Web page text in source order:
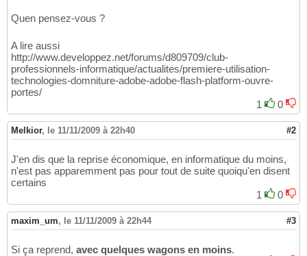
Quen pensez-vous ?
A lire aussi
http://www.developpez.net/forums/d809709/club-
professionnels-informatique/actualites/premiere-utilisation-
technologies-domniture-adobe-adobe-flash-platform-ouvre-
portes/
1
0
Melkior, le 11/11/2009 à 22h40 #2
J'en dis que la reprise économique, en informatique du moins,
n'est pas apparemment pas pour tout de suite quoiqu'en disent
certains
1
0
maxim_um, le 11/11/2009 à 22h44 #3
Si ça reprend, avec quelques wagons en moins.